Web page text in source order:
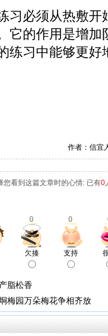
必须从热敷开
它的作用是增
练习中能够更好
作者：信宜
您看到这篇文章时的心情: 已有0
0 0
欠揍 支持
脂松香
梅园万朵梅花争相齐放